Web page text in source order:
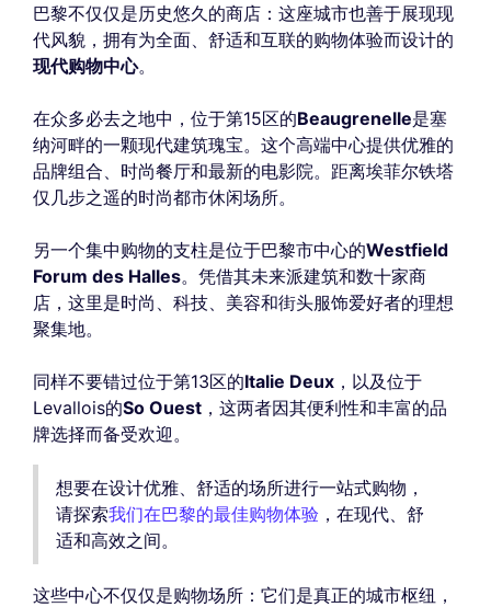
巴黎不仅仅是历史悠久的商店：这座城市也善于展现现
代风貌，拥有为全面、舒适和互联的购物体验而设计的
现代购物中心。
在众多必去之地中，位于第15区的Beaugrenelle是塞
纳河畔的一颗现代建筑瑰宝。这个高端中心提供优雅的
品牌组合、时尚餐厅和最新的电影院。距离埃菲尔铁塔
仅几步之遥的时尚都市休闲场所。
另一个集中购物的支柱是位于巴黎市中心的Westfield
Forum des Halles。凭借其未来派建筑和数十家商
店，这里是时尚、科技、美容和街头服饰爱好者的理想
聚集地。
同样不要错过位于第13区的Italie Deux ，以及位于
Levallois的So Ouest ，这两者因其便利性和丰富的品
牌选择而备受欢迎。
想要在设计优雅、舒适的场所进行一站式购物，
请探索我们在巴黎的最佳购物体验 ，在现代、舒
适和高效之间。
这些中心不仅仅是购物场所：它们是真正的城市枢纽，